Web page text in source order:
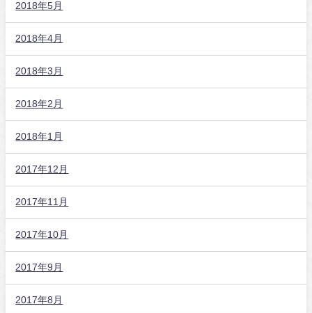
2018年5月
2018年4月
2018年3月
2018年2月
2018年1月
2017年12月
2017年11月
2017年10月
2017年9月
2017年8月